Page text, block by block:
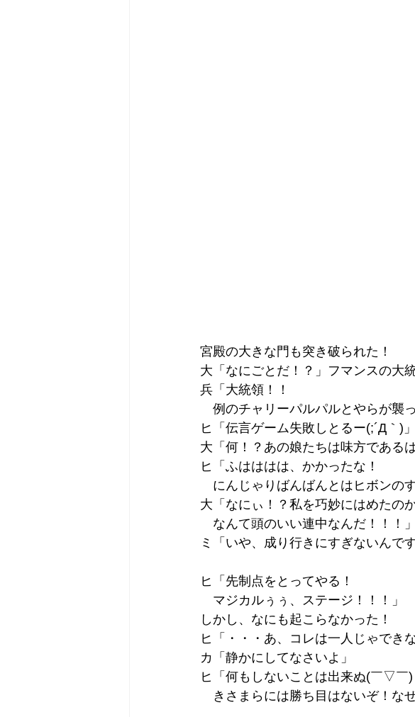
宮殿の大きな門も突き破られた！
大「なにごとだ！？」フマンスの大
兵「大統領！！
例のチャリーパルパルとやらが襲
ヒ「伝言ゲーム失敗しとるー(;´Д｀)」
大「何！？あの娘たちは味方である
ヒ「ふはははは、かかったな！
にんじゃりばんばんとはヒボンの
大「なにぃ！？私を巧妙にはめたの
なんて頭のいい連中なんだ！！！」
ミ「いや、成り行きにすぎないんで
ヒ「先制点をとってやる！
マジカルぅぅ、ステージ！！！」
しかし、なにも起こらなかった！
ヒ「・・・あ、コレは一人じゃでき
カ「静かにしてなさいよ」
ヒ「何もしないことは出来ぬ(￣▽￣)
きさまらには勝ち目はないぞ！な